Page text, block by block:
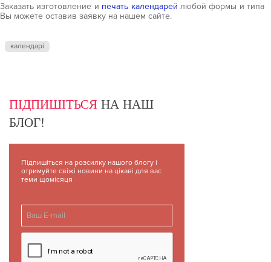
Заказать изготовление и печать календарей любой формы и типа
Вы можете оставив заявку на нашем сайте.
календарі
ПІДПИШІТЬСЯ НА НАШ
БЛОГ!
Підпишіться на розсилку нашого блогу і
отримуйте свіжі новини на цікаві для вас
теми щомісяця